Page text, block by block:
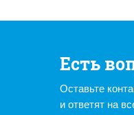
Есть
Оставьте
и ответят на